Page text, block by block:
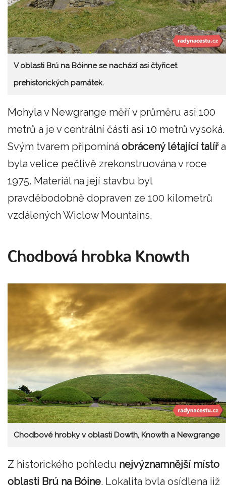
V oblasti Brú na Bóinne se nachází asi čtyřicet
prehistorických památek.
Mohyla v Newgrange měří v průměru asi 100
metrů a je v centrální části asi 10 metrů vysoká.
Svým tvarem připomíná obrácený létající talířa
byla velice pečlivě zrekonstruována v roce
1975. Materiál na její stavbu byl
pravděbodobně dopraven ze 100 kilometrů
vzdálených Wiclow Mountains.
Chodbová hrobka Knowth
Chodbové hrobky v oblasti Dowth, Knowth a Newgrange
Z historického pohledu nejvýznamnější místo
oblasti Brú na Bóine. Lokalita byla osídlena již